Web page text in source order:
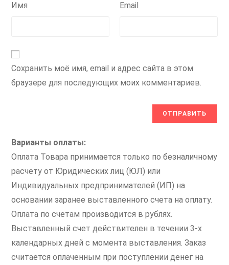
Имя Email
Сохранить моё имя, email и адрес сайта в этом
браузере для последующих моих комментариев.
Варианты оплаты:
Оплата Товара принимается только по безналичному
расчету от Юридических лиц (ЮЛ) или
Индивидуальных предпринимателей (ИП) на
основании заранее выставленного счета на оплату.
Оплата по счетам производится в рублях.
Выставленный счет действителен в течении 3-х
календарных дней с момента выставления. Заказ
считается оплаченным при поступлении денег на